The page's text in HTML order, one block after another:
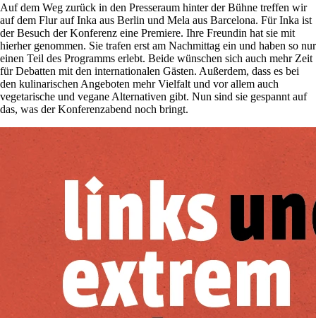
Auf dem Weg zurück in den Presseraum hinter der Bühne treffen wir
auf dem Flur auf Inka aus Berlin und Mela aus Barcelona. Für Inka ist
der Besuch der Konferenz eine Premiere. Ihre Freundin hat sie mit
hierher genommen. Sie trafen erst am Nachmittag ein und haben so nur
einen Teil des Programms erlebt. Beide wünschen sich auch mehr Zeit
für Debatten mit den internationalen Gästen. Außerdem, dass es bei
den kulinarischen Angeboten mehr Vielfalt und vor allem auch
vegetarische und vegane Alternativen gibt. Nun sind sie gespannt auf
das, was der Konferenzabend noch bringt.